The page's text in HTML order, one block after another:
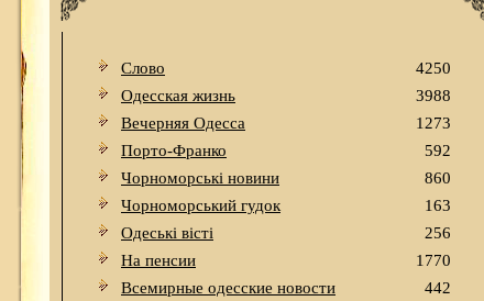
Слово
4250
Одесская жизнь
3988
Вечерняя Одесса
1273
Порто-Франко
592
Чорноморські новини
860
Чорноморський гудок
163
Одеськi вiстi
256
На пенсии
1770
Всемирные одесские новости
442